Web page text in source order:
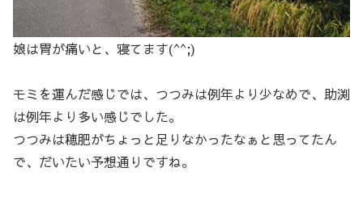
娘は胃が痛いと、寝てます(^^;)
モミを運んだ感じでは、つつみは例年より少なめで、助渕
は例年より多い感じでした。
つつみは穂肥がちょっと足りなかったなぁと思ってたん
で、だいたい予想通りですね。